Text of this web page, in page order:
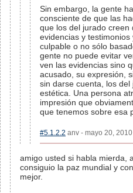
Sin embargo, la gente
consciente de que las
que los del jurado creen
evidencias y
culpable o no sólo
gente no puede evitar
ven las evidencias sino
acusado, su expresión,
sin darse cuenta, los
estética. Una persona
impresión que
que tenemos sobre esa
#5.1.2.2 anv - mayo 20,
amigo usted si habla mierda,
consiguio la paz mundial y
mejor.